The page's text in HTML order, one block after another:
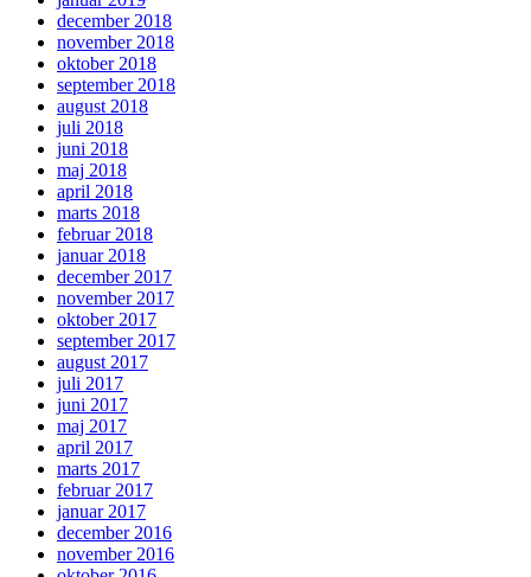
december 2018
november 2018
oktober 2018
september 2018
august 2018
juli 2018
juni 2018
maj 2018
april 2018
marts 2018
februar 2018
januar 2018
december 2017
november 2017
oktober 2017
september 2017
august 2017
juli 2017
juni 2017
maj 2017
april 2017
marts 2017
februar 2017
januar 2017
december 2016
november 2016